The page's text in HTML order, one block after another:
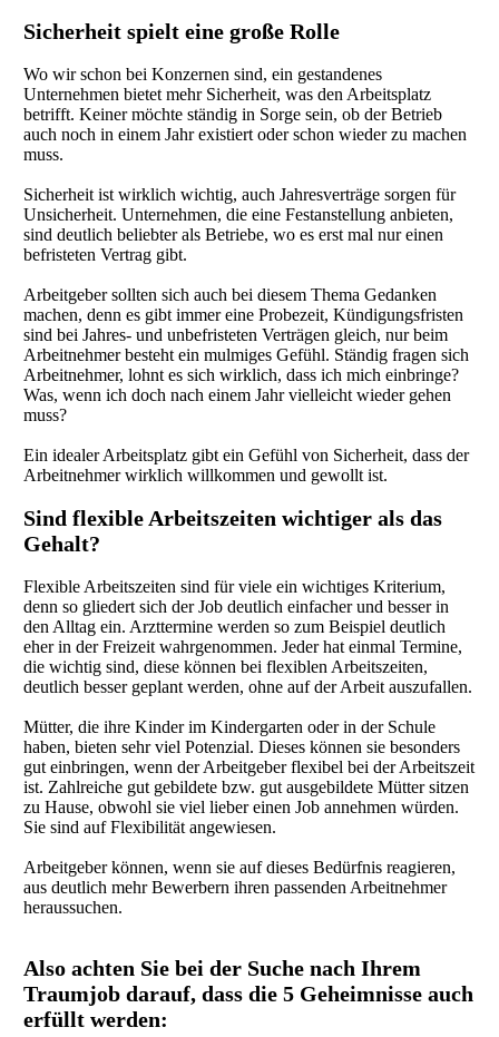
Sicherheit spielt eine große Rolle
Wo wir schon bei Konzernen sind, ein gestandenes
Unternehmen bietet mehr Sicherheit, was den Arbeitsplatz
betrifft. Keiner möchte ständig in Sorge sein, ob der Betrieb
auch noch in einem Jahr existiert oder schon wieder zu machen
muss.
Sicherheit ist wirklich wichtig, auch Jahresverträge sorgen für
Unsicherheit. Unternehmen, die eine Festanstellung anbieten,
sind deutlich beliebter als Betriebe, wo es erst mal nur einen
befristeten Vertrag gibt.
Arbeitgeber sollten sich auch bei diesem Thema Gedanken
machen, denn es gibt immer eine Probezeit, Kündigungsfristen
sind bei Jahres- und unbefristeten Verträgen gleich, nur beim
Arbeitnehmer besteht ein mulmiges Gefühl. Ständig fragen sich
Arbeitnehmer, lohnt es sich wirklich, dass ich mich einbringe?
Was, wenn ich doch nach einem Jahr vielleicht wieder gehen
muss?
Ein idealer Arbeitsplatz gibt ein Gefühl von Sicherheit, dass der
Arbeitnehmer wirklich willkommen und gewollt ist.
Sind flexible Arbeitszeiten wichtiger als das
Gehalt?
Flexible Arbeitszeiten sind für viele ein wichtiges Kriterium,
denn so gliedert sich der Job deutlich einfacher und besser in
den Alltag ein. Arzttermine werden so zum Beispiel deutlich
eher in der Freizeit wahrgenommen. Jeder hat einmal Termine,
die wichtig sind, diese können bei flexiblen Arbeitszeiten,
deutlich besser geplant werden, ohne auf der Arbeit auszufallen.
Mütter, die ihre Kinder im Kindergarten oder in der Schule
haben, bieten sehr viel Potenzial. Dieses können sie besonders
gut einbringen, wenn der Arbeitgeber flexibel bei der Arbeitszeit
ist. Zahlreiche gut gebildete bzw. gut ausgebildete Mütter sitzen
zu Hause, obwohl sie viel lieber einen Job annehmen würden.
Sie sind auf Flexibilität angewiesen.
Arbeitgeber können, wenn sie auf dieses Bedürfnis reagieren,
aus deutlich mehr Bewerbern ihren passenden Arbeitnehmer
heraussuchen.
Also achten Sie bei der Suche nach Ihrem
Traumjob darauf, dass die 5 Geheimnisse auch
erfüllt werden: